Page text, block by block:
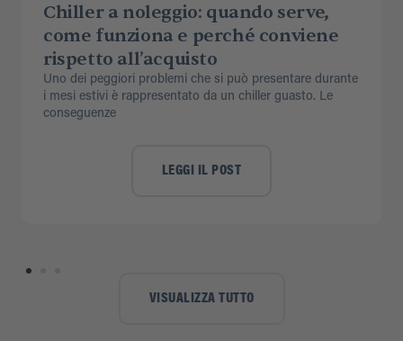
Chiller a noleggio: quando serve,
come funziona e perché conviene
rispetto all’acquisto
Uno dei peggiori problemi che si può presentare durante
i mesi estivi è rappresentato da un chiller guasto. Le
conseguenze
LEGGI IL POST
VISUALIZZA TUTTO